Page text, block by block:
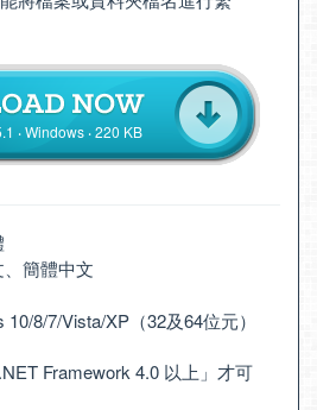
‧ Windows ‧ 220 KB
簡體中文
10/8/7/Vista/XP（32及64位元）
.NET Framework 4.0 以上 」才可